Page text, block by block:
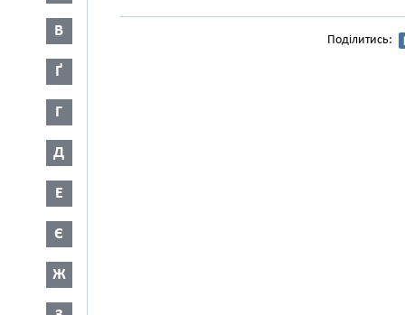
В
Ґ
Г
Д
Е
Є
Ж
Поділитись: